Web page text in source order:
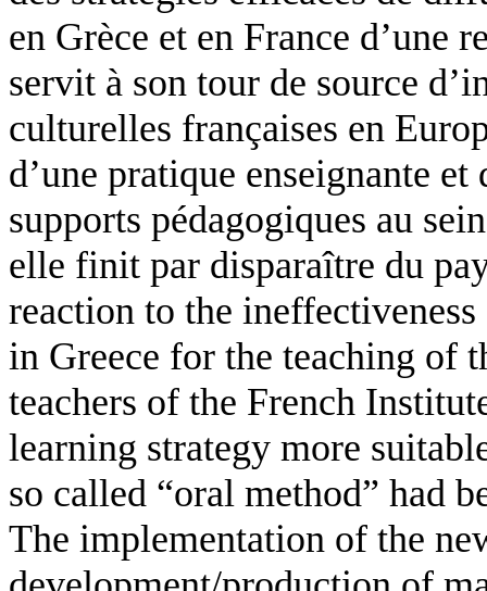
en Grèce et en France d’une
servit à son tour de source
culturelles françaises en
d’une pratique enseignante et
supports pédagogiques au
elle finit par disparaître du
reaction to the
in Greece for the teaching of
teachers of the French
learning strategy more
so called “oral method” had
The implementation of the